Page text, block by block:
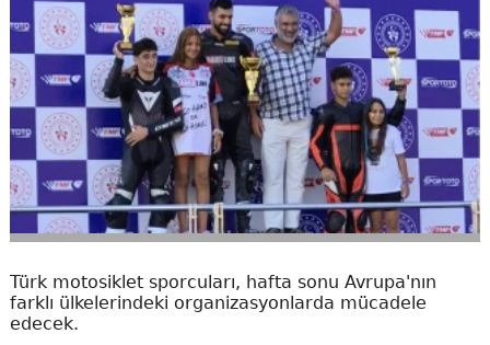
Türk motosiklet sporcuları, hafta sonu Avrupa'nın
farklı ülkelerindeki organizasyonlarda mücadele
edecek.